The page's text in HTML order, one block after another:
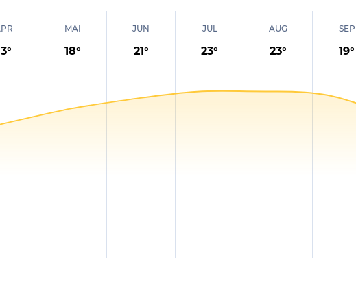
°
MAI
18°
JUN
21°
JUL
23°
AUG
23°
SEP
19°